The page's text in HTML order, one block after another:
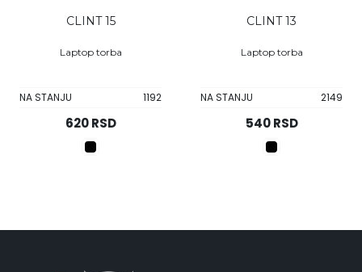
CLINT 15
Laptop torba
NA STANJU 1192
620 RSD
CLINT 13
Laptop torba
NA STANJU 2149
540 RSD